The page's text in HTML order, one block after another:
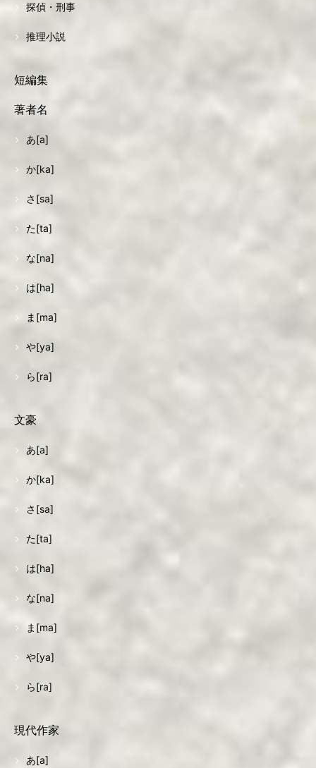
探偵・刑事
推理小説
短編集
著者名
あ[a]
か[ka]
さ[sa]
た[ta]
な[na]
は[ha]
ま[ma]
や[ya]
ら[ra]
文豪
あ[a]
か[ka]
さ[sa]
た[ta]
は[ha]
な[na]
ま[ma]
や[ya]
ら[ra]
現代作家
あ[a]